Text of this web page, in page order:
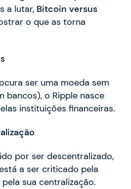
a lutar, Bitcoin versus
o que as torna
ser uma moeda sem
bancos), o Ripple nasce
instituições financeiras.
por ser descentralizado,
a ser criticado pela
sua centralização.